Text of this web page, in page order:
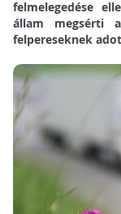
felmelegedése
állam megsérti
felpereseknek